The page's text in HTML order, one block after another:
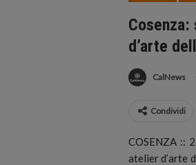
d’arte
CalNews
Condividi
COSENZA ::
atelier d’arte